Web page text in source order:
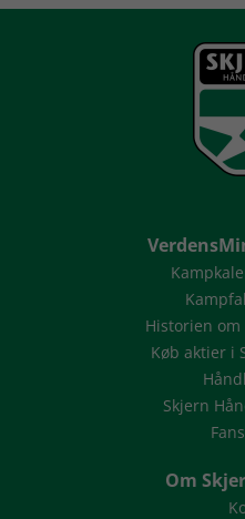
Historien
Køb aktier i
Skjern
Om